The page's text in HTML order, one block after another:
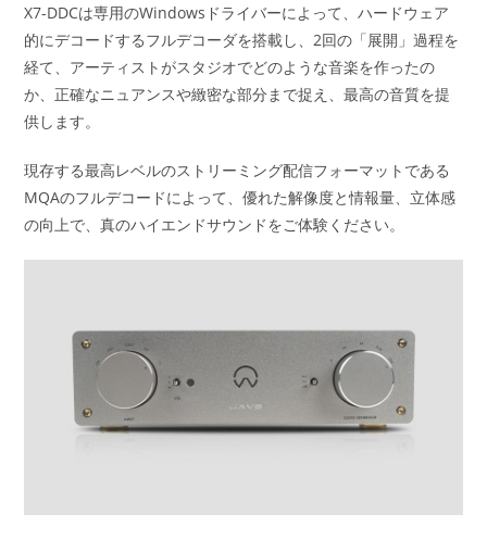
X7-DDCは専用のWindowsドライバーによって、ハードウェア
的にデコードするフルデコーダを搭載し、2回の「展開」過程を
経て、アーティストがスタジオでどのような音楽を作ったの
か、正確なニュアンスや緻密な部分まで捉え、最高の音質を提
供します。
現存する最高レベルのストリーミング配信フォーマットである
MQAのフルデコードによって、優れた解像度と情報量、立体感
の向上で、真のハイエンドサウンドをご体験ください。